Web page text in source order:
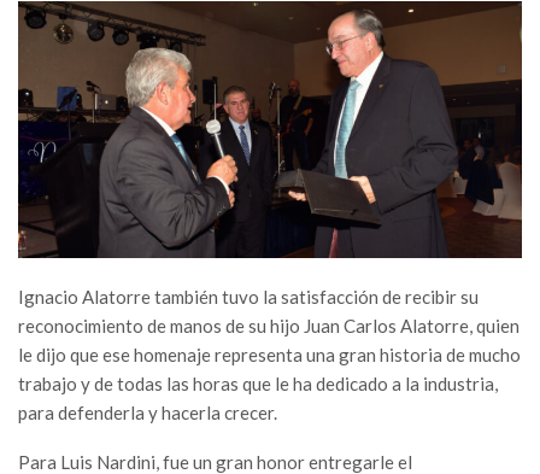
Ignacio Alatorre también tuvo la satisfacción de recibir su
reconocimiento de manos de su hijo Juan Carlos Alatorre, quien
le dijo que ese homenaje representa una gran historia de mucho
trabajo y de todas las horas que le ha dedicado a la industria,
para defenderla y hacerla crecer.
Para Luis Nardini, fue un gran honor entregarle el